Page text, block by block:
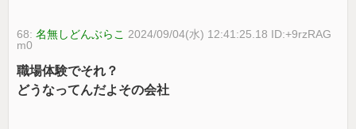
68:名無しどんぶらこ 2024/09/04(水) 12:41:25.18 ID:+9rzRAG
m0
職場体験でそれ？
どうなってんだよその会社